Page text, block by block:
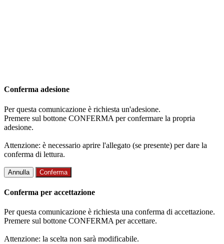
Conferma adesione
Per questa comunicazione è richiesta un'adesione.
Premere sul bottone CONFERMA per confermare la propria
adesione.
Attenzione: è necessario aprire l'allegato (se presente) per dare la
conferma di lettura.
Annulla Conferma
Conferma per accettazione
Per questa comunicazione è richiesta una conferma di accettazione.
Premere sul bottone CONFERMA per accettare.
Attenzione: la scelta non sarà modificabile.